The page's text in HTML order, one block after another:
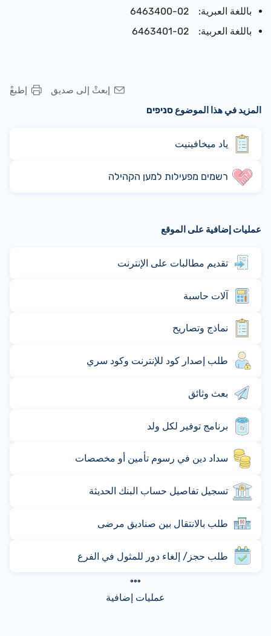
باللغة العبرية: 02-6463400
باللغة العربية: 02-6463401
إطبعْ
إبعثْ إلى صديق
المزيد في هذا الموضوع סניפים
ياد ميخافينيت
רשמים מפעילות למען הקהילה
عمليات إضافية على الموقع
تقديم مطالبات على الإنترنت
آلات حاسبة
نماذج وتصاريح
طلب إصدار كود للإنترنت وكود سري
بعث وثائق
برنامج توفير لكل ولد
سداد دين في رسوم تأمين أو مخصصات
تسجيل تفاصيل حساب البنك الحديثة
طلب بالانتقال بين صناديق مرضى
طلب حجز/ إلغاء دور للمثول في الفرع
عمليات إضافية